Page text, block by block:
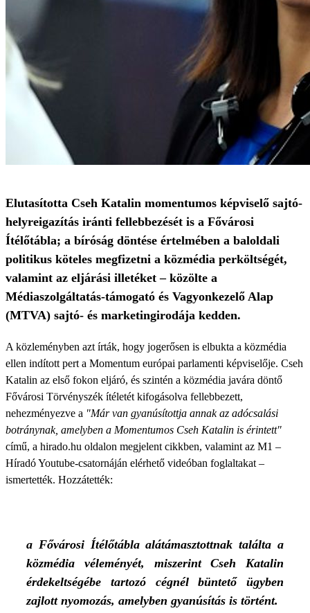
Elutasította Cseh Katalin momentumos képviselő sajtó-
helyreigazítás iránti fellebbezését is a Fővárosi
Ítélőtábla; a bíróság döntése értelmében a baloldali
politikus köteles megfizetni a közmédia perköltségét,
valamint az eljárási illetéket – közölte a
Médiaszolgáltatás-támogató és Vagyonkezelő Alap
(MTVA) sajtó- és marketingirodája kedden.
A közleményben azt írták, hogy jogerősen is elbukta a közmédia
ellen indított pert a Momentum európai parlamenti képviselője. Cseh
Katalin az első fokon eljáró, és szintén a közmédia javára döntő
Fővárosi Törvényszék ítéletét kifogásolva fellebbezett,
nehezményezve a "Már van gyanúsítottja annak az adócsalási
botránynak, amelyben a Momentumos Cseh Katalin is érintett"
című, a hirado.hu oldalon megjelent cikkben, valamint az M1 –
Híradó Youtube-csatornáján elérhető videóban foglaltakat –
ismertették. Hozzátették:
a Fővárosi Ítélőtábla alátámasztottnak találta a
közmédia véleményét, miszerint Cseh Katalin
érdekeltségébe tartozó cégnél büntető ügyben
zajlott nyomozás, amelyben gyanúsítás is történt.